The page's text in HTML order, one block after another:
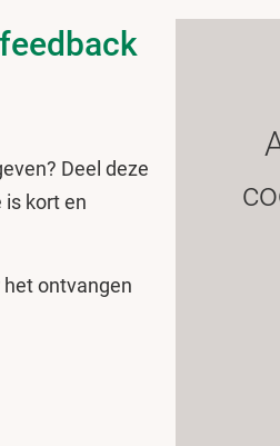
Deel deze
kort en
het ontvangen